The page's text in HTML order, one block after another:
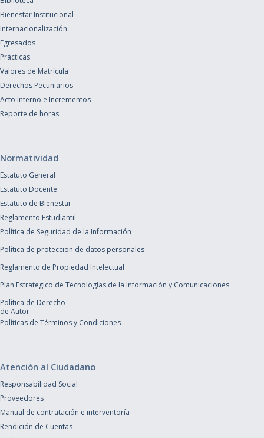
Bienestar Institucional
Internacionalización
Egresados
Prácticas
Valores de Matrícula
Derechos Pecuniarios
Acto Interno e Incrementos
Reporte de horas
Normatividad
Estatuto General
Estatuto Docente
Estatuto de Bienestar
Reglamento Estudiantil
Política de Seguridad de la Información
Política de proteccion de datos personales
Reglamento de Propiedad Intelectual
Plan Estrategico de Tecnologías de la Información y Comunicaciones
Política de Derecho
de Autor
Políticas de Términos y Condiciones
Atención al Ciudadano
Responsabilidad Social
Proveedores
Manual de contratación e interventoría
Rendición de Cuentas